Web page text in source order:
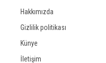
Hakkımızda
Gizlilik politikası
Künye
İletişim